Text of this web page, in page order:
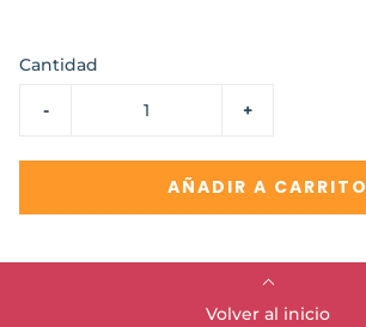
Cantidad
- +
AÑADIR A CARRITO
Volver al inicio